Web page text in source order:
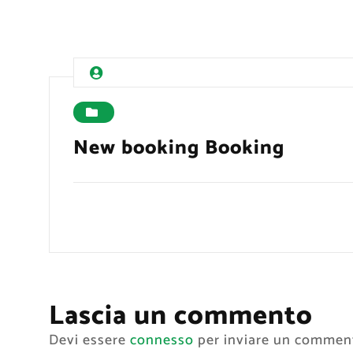
New booking Booking
Lascia un commento
Devi essere connesso per inviare un